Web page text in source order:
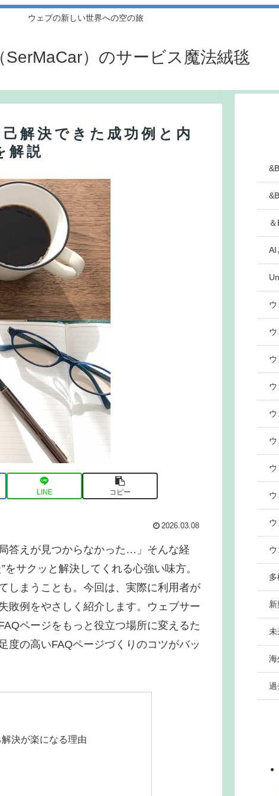
ウェブの新しい世界への空の旅
SerMaCar）のサービス魔法絨毯
解決できた成功例と内
解説
LINE コピー
2026.03.08
答えが見つからなかった…」そんな経
サクッと解決してくれる心強い味方。
しまうことも。今回は、実際に利用者が
敗例をやさしく紹介します。ウェブサー
ページをもっと役立つ場所に変えるた
度の高いFAQページづくりのコツがバッ
決が楽になる理由
AI
未
海
過